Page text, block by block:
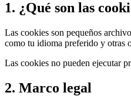
1. ¿Qué son las
Las cookies son pequeños
como tu idioma preferido y otras
Las cookies no pueden ejecutar
2. Marco legal